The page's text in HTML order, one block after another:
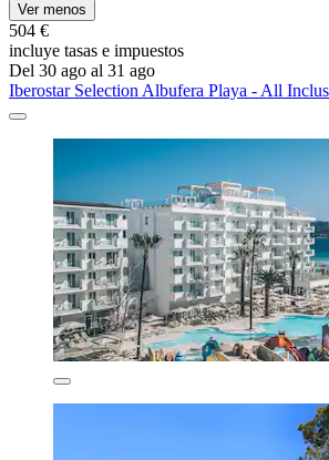
Ver menos
504 €
incluye tasas e impuestos
Del 30 ago al 31 ago
Iberostar Selection Albufera Playa - All